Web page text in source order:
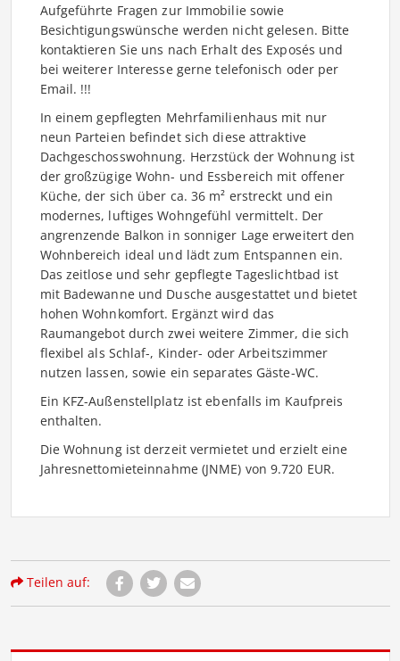
Aufgeführte Fragen zur Immobilie sowie
Besichtigungswünsche werden nicht gelesen. Bitte
kontaktieren Sie uns nach Erhalt des Exposés und
bei weiterer Interesse gerne telefonisch oder per
Email. !!!
In einem gepflegten Mehrfamilienhaus mit nur
neun Parteien befindet sich diese attraktive
Dachgeschosswohnung. Herzstück der Wohnung ist
der großzügige Wohn- und Essbereich mit offener
Küche, der sich über ca. 36 m² erstreckt und ein
modernes, luftiges Wohngefühl vermittelt. Der
angrenzende Balkon in sonniger Lage erweitert den
Wohnbereich ideal und lädt zum Entspannen ein.
Das zeitlose und sehr gepflegte Tageslichtbad ist
mit Badewanne und Dusche ausgestattet und bietet
hohen Wohnkomfort. Ergänzt wird das
Raumangebot durch zwei weitere Zimmer, die sich
flexibel als Schlaf-, Kinder- oder Arbeitszimmer
nutzen lassen, sowie ein separates Gäste-WC.
Ein KFZ-Außenstellplatz ist ebenfalls im Kaufpreis
enthalten.
Die Wohnung ist derzeit vermietet und erzielt eine
Jahresnettomieteinnahme (JNME) von 9.720 EUR.
Teilen auf: